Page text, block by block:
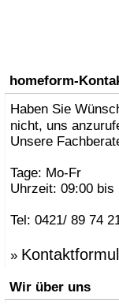
homeform-
Haben Sie
nicht, uns
Unsere
Tage: Mo-Fr
Uhrzeit: 09:00 bis
Tel: 0421/ 89 74
»
Wir über uns